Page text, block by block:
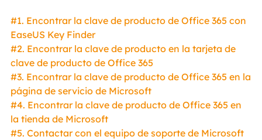
#1. Encontrar la clave de producto de Office 365 con
EaseUS Key Finder
#2. Encontrar la clave de producto en la tarjeta de
clave de producto de Office 365
#3. Encontrar la clave de producto de Office 365 en la
página de servicio de Microsoft
#4. Encontrar la clave de producto de Office 365 en
la tienda de Microsoft
#5. Contactar con el equipo de soporte de Microsoft